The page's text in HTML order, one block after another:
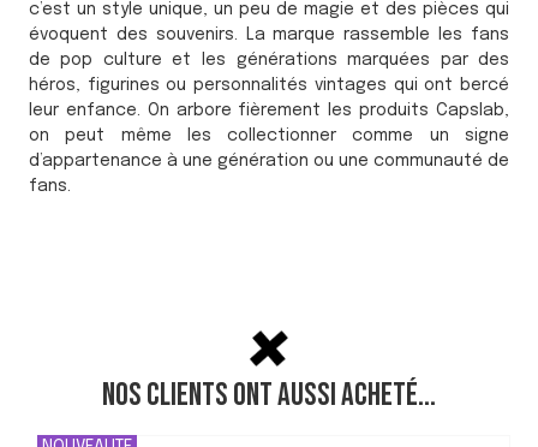
c’est un style unique, un peu de magie et des pièces qui
évoquent des souvenirs. La marque rassemble les fans
de pop culture et les générations marquées par des
héros, figurines ou personnalités vintages qui ont bercé
leur enfance. On arbore fièrement les produits Capslab,
on peut même les collectionner comme un signe
d’appartenance à une génération ou une communauté de
fans.
Nos clients ont aussi acheté...